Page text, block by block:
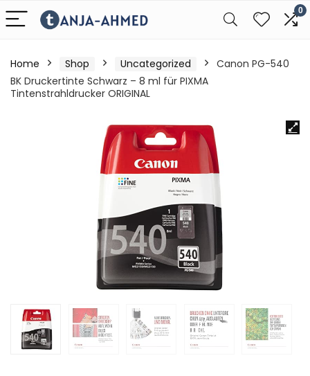
0
Home Shop Uncategorized
Canon PG-540
BK Druckertinte Schwarz – 8 ml für PIXMA
Tintenstrahldrucker ORIGINAL